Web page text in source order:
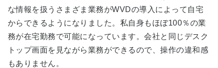
な情報を扱うさまざま業務がWVDの導入によって自宅
からできるようになりました。私自身もほぼ100％の業
務が在宅勤務で可能になっています。会社と同じデスク
トップ画面を見ながら業務ができるので、操作の違和感
もありません。